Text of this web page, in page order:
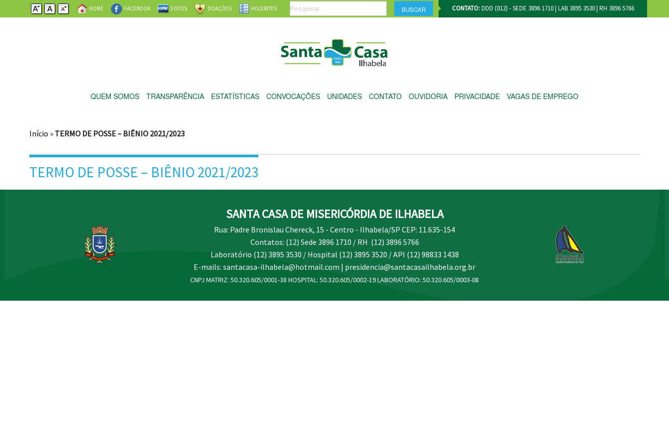
HOME FACEBOOK FOTOS DOAÇÕES HOLERITES CONTATO:DDD (012) - SEDE 3896 1710 | LAB 3895 3530 | RH 3896 5766
QUEM SOMOS TRANSPARÊNCIA ESTATÍSTICAS CONVOCAÇÕES UNIDADES CONTATO OUVIDORIA PRIVACIDADE VAGAS DE EMPREGO
Início » TERMO DE POSSE – BIÊNIO 2021/2023
TERMO DE POSSE – BIÊNIO 2021/2023
SANTA CASA DE MISERICÓRDIA DE ILHABELA
Rua: Padre Bronislau Chereck, 15 - Centro - Ilhabela/SP CEP: 11.635-154
Contatos: (12) Sede 3896 1710 / RH (12) 3896 5766
Laboratório (12) 3895 3530 / Hospital (12) 3895 3520 / API (12) 98833 1438
E-mails: santacasa-ilhabela@hotmail.com | presidencia@santacasailhabela.org.br
CNPJ MATRIZ: 50.320.605/0001-38 HOSPITAL: 50.320.605/0002-19 LABORATÓRIO: 50.320.605/0003-08